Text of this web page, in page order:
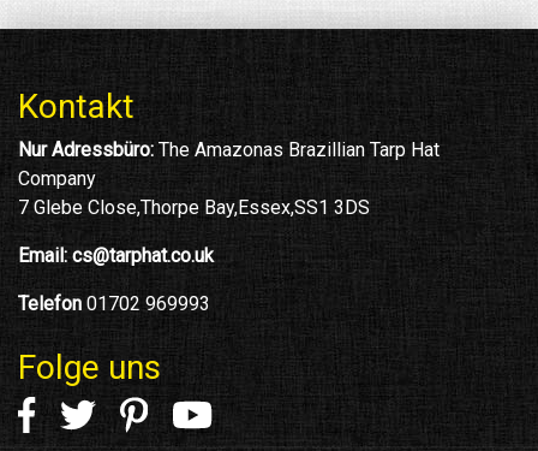
Kontakt
Nur Adressbüro: The Amazonas Brazillian Tarp Hat
Company
7 Glebe Close,Thorpe Bay,Essex,SS1 3DS
Email:cs@tarphat.co.uk
Telefon 01702 969993
Folge uns